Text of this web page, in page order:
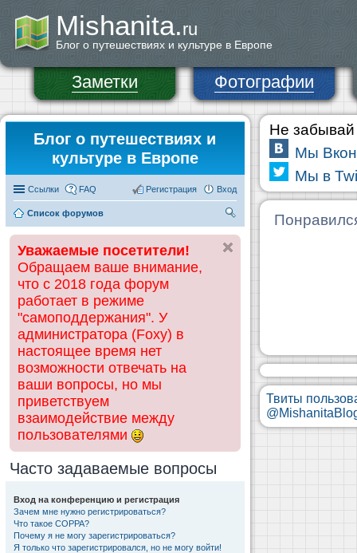
Mishanita.ru
Блог о путешествиях и культуре в Европе
Заметки Фотографии
Блог о путешествиях и
культуре в Европе
Ссылки FAQ Вход
Регистрация
Список форумов
ск
Уважаемые посетители!
Обращаем ваше внимание,
что с 2018 года форум
работает в режиме
"самоподдержания". У
администратора (Foxy) в
настоящее время нет
возможности отвечать на
ваши вопросы, но мы
приветствуем
взаимодействие между
пользователями
Часто задаваемые вопросы
Вход на конференцию и регистрация
Зачем мне нужно регистрироваться?
Что такое COPPA?
Почему я не могу зарегистрироваться?
Я только что зарегистрировался, но не могу войти!
Не забывай
Мы
Мы в
Твиты